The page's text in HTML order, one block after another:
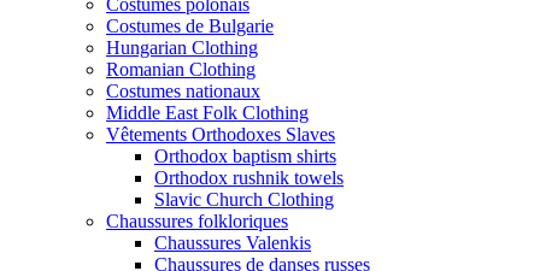
Costumes de Bulgarie
Hungarian Clothing
Romanian Clothing
Costumes nationaux
Middle East Folk Clothing
Vêtements Orthodoxes Slaves
Orthodox baptism shirts
Orthodox rushnik towels
Slavic Church Clothing
Chaussures folkloriques
Chaussures Valenkis
Chaussures de danses russes